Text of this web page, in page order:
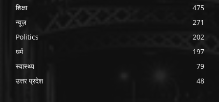
शिक्षा
475
न्यूज़
271
Politics
202
धर्म
197
स्वास्थ्य
79
उत्तर प्रदेश
48